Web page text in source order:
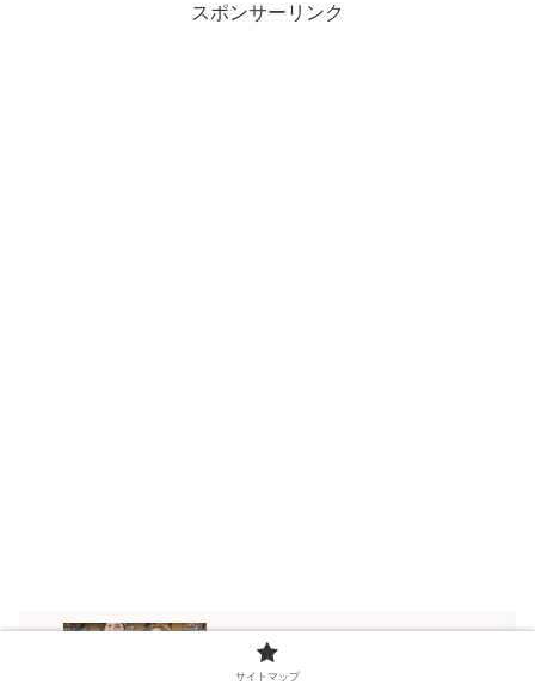
スポンサーリンク
大谷翔平＆真美子夫人はベビーシッター
を誰にお願いする？水原一平がトラウ
マ？！
サイトマップ